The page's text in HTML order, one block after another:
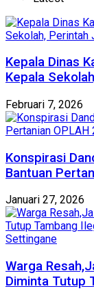
Kepala Dinas
Kepala
Februari 7, 2026
Konspirasi
Bantuan
Januari 27, 2026
Warga
Diminta Tutup